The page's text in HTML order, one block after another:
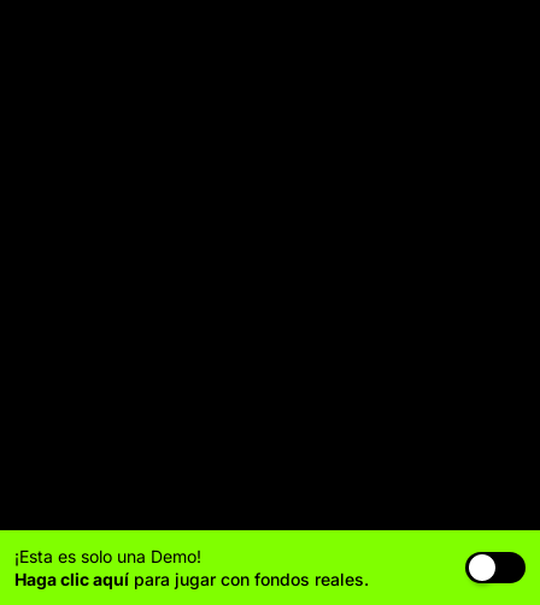
¡Esta es solo una Demo!
Haga clic aquí para jugar con fondos reales.